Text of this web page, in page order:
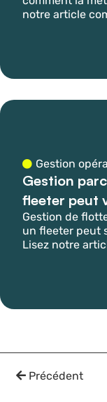
notre article
Gestion
Gestion
fleeter peut
Gestion de
un fleeter peut
Lisez notre
Précédent